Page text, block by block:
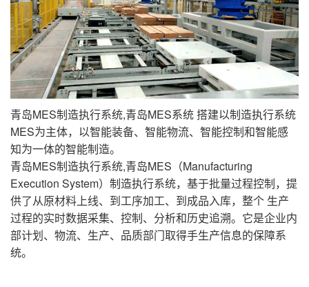
青岛MES制造执行系统,青岛MES系统 搭建以制造执行系统
MES为主体，以智能装备、智能物流、智能控制和智能感
知为一体的智能制造。
青岛MES制造执行系统,青岛MES（Manufacturing
Execution System）制造执行系统，基于批量过程控制，提
供了从原材料上线、到工序加工、到成品入库，整个 生产
过程的实时数据采集、控制、分析和历史追溯。它是企业内
部计划、物流、生产、品质部门取得手生产信息的保障系
统。